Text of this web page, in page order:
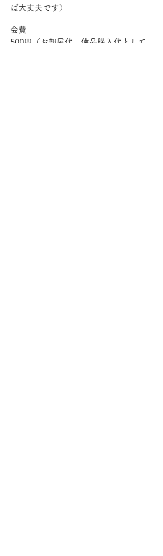
ば大丈夫です）
会費
500円（お部屋代、備品購入代として